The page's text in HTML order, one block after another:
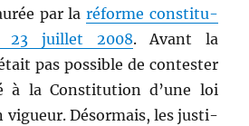
par la réforme con­sti­tu­
23 juil­let 2008. Avant la
pas pos­si­ble de con­tester
à la Con­sti­tu­tion d’une loi
vigueur. Désor­mais, les jus­ti­